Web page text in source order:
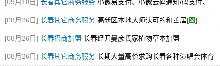
[09月10日] 长春其它商务服务 小微易支付、小微云码通知/码支付、
MYM码通知/码支付的区别
[08月26日] 长春其它商务服务 高新区本地大师认可的和善居[图]
[08月26日] 长春招商加盟 长春经开曼彦氏家植物草本加盟
[08月26日] 长春其它商务服务 长期大量高价求购长春各种演唱会体育